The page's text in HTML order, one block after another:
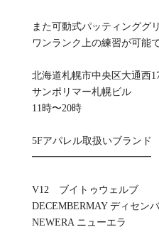
また可動式パッティンググ
ワンランク上の練習が可能
北海道札幌市中央区大通西
サンポリマー札幌ビル
11時〜20時
5Fアパレル取扱いブランド
━━━━━━━━━━━━
V12 ブイトゥウェルブ
DECEMBERMAY ディセン
NEWERA ニューエラ